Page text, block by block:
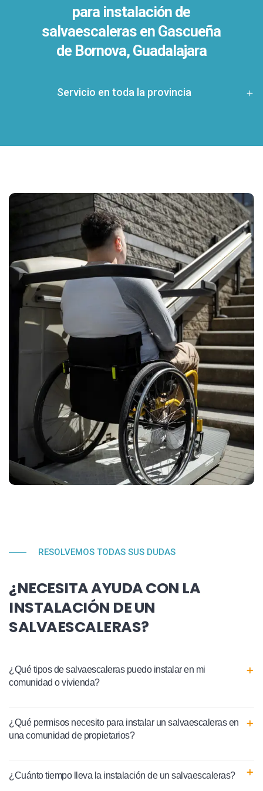
para instalación de
salvaescaleras en Gascueña
de Bornova, Guadalajara
Servicio en toda la provincia
RESOLVEMOS TODAS SUS DUDAS
¿NECESITA AYUDA CON LA
INSTALACIÓN DE UN
SALVAESCALERAS?
¿Qué tipos de salvaescaleras puedo instalar en mi
comunidad o vivienda?
¿Qué permisos necesito para instalar un salvaescaleras en
una comunidad de propietarios?
¿Cuánto tiempo lleva la instalación de un salvaescaleras?